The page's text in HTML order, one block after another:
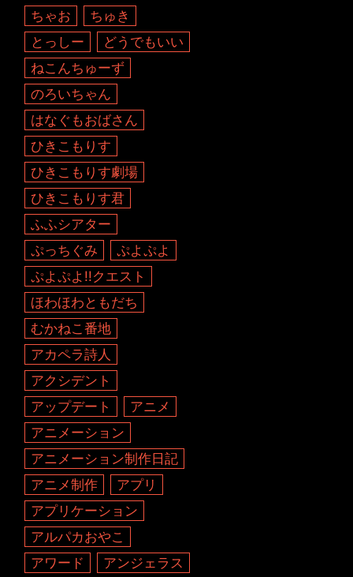
ちゃお
ちゅき
とっしー
どうでもいい
ねこんちゅーず
のろいちゃん
はなぐもおばさん
ひきこもりす
ひきこもりす劇場
ひきこもりす君
ふふシアター
ぷっちぐみ
ぷよぷよ
ぷよぷよ!!クエスト
ほわほわともだち
むかねこ番地
アカペラ詩人
アクシデント
アップデート
アニメ
アニメーション
アニメーション制作日記
アニメ制作
アプリ
アプリケーション
アルパカおやこ
アワード
アンジェラス